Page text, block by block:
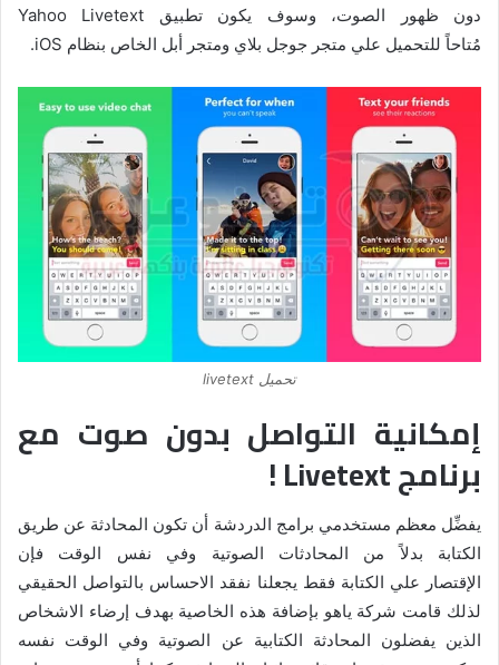
دون ظهور الصوت، وسوف يكون تطبيق Yahoo Livetext
مُتاحاً للتحميل علي متجر جوجل بلاي ومتجر أبل الخاص بنظام iOS.
تحميل livetext
إمكانية التواصل بدون صوت مع
برنامجLivetext
!
يفضِّل معظم مستخدمي برامج الدردشة أن تكون المحادثة عن طريق
الكتابة بدلاً من المحادثات الصوتية وفي نفس الوقت فإن
الإقتصار علي الكتابة فقط يجعلنا نفقد الاحساس بالتواصل الحقيقي
لذلك قامت شركة ياهو بإضافة هذه الخاصية بهدف إرضاء الاشخاص
الذين يفضلون المحادثة الكتابية عن الصوتية وفي الوقت نفسه